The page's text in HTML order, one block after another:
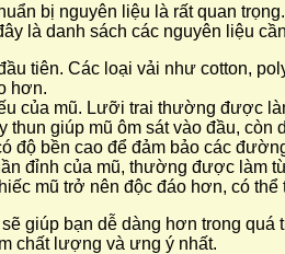
bị nguyên liệu là rất quan
là danh sách các nguyên liệu
tiên. Các loại vải như cotton,
hơn.
của mũ. Lưỡi trai thường được
thun giúp mũ ôm sát vào đầu,
độ bền cao để đảm bảo các
đỉnh của mũ, thường được làm
mũ trở nên độc đáo hơn, có
giúp bạn dễ dàng hơn trong quá
chất lượng và ưng ý nhất.